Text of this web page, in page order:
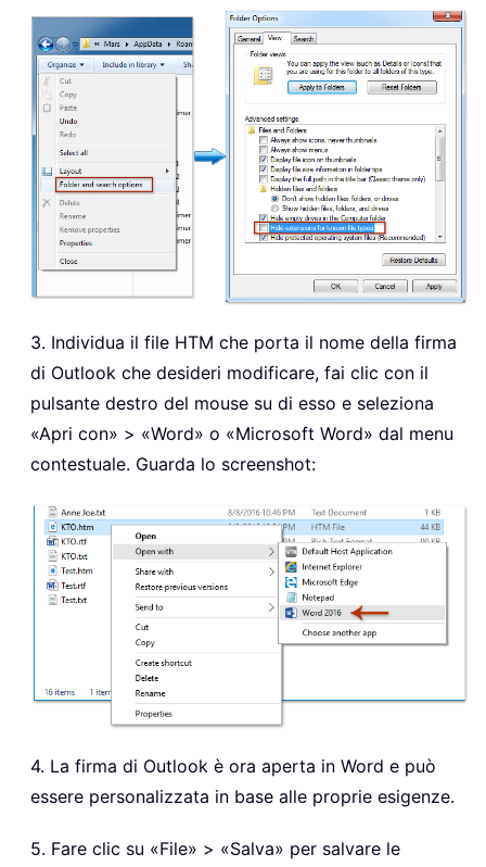
3. Individua il file HTM che porta il nome della firma
di Outlook che desideri modificare, fai clic con il
pulsante destro del mouse su di esso e seleziona
«Apri con» > «Word» o «Microsoft Word» dal menu
contestuale. Guarda lo screenshot:
4. La firma di Outlook è ora aperta in Word e può
essere personalizzata in base alle proprie esigenze.
5. Fare clic su «File» > «Salva» per salvare le